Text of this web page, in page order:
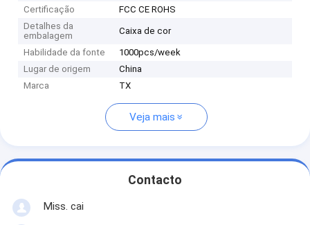
Certificação
FCC CE ROHS
Detalhes da
embalagem
Caixa de cor
Habilidade da fonte
1000pcs/week
Lugar de origem
China
Marca
TX
Veja mais
Contacto
Miss. cai